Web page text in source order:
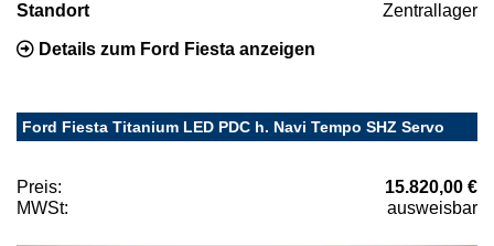
Standort Zentrallager
Details zum Ford Fiesta anzeigen
Ford Fiesta Titanium LED PDC h. Navi Tempo SHZ Servo
Preis:
15.820,00 €
MWSt:
ausweisbar